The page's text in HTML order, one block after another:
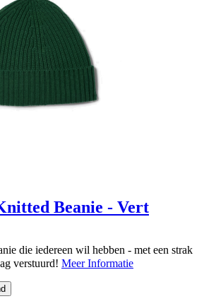
Beanie - Vert
die iedereen wil hebben - met een strak
verstuurd! Meer Informatie